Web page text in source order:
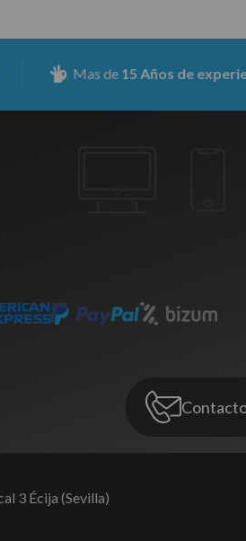
Mas de 15 Años de experiencia
3 Écija (Sevilla)